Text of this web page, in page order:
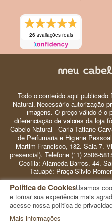
Política de CookiesUsamos
e tornar sua experiência mais
acesse nossa política de
Mais informações
Como usar
Após lavar com
massageie a barra no
levando até as pontas.
ao abrigo do sol e do
Composição
Cetearyl Alcohol,
Dimethilamine, Stearic
Theobroma
Lactate, Chamomilla
Glycerin, Rosmarinus
Rosmarinus Officinalis
26 avaliações reais
Todo o conteúdo aqui
Natural. Necessário autorização
imagens. O preço válido é o
diferenciação de valores da loja
Cabelo Natural - Carla Tatiane
de Perfumaria e Higiene
Martim Francisco, 182. Sala 7.
presencial). Telefone (11) 2506-
Cecília: Alameda Barros, 44.
Tatuapé: Praça Silvio
© 2024 Meu